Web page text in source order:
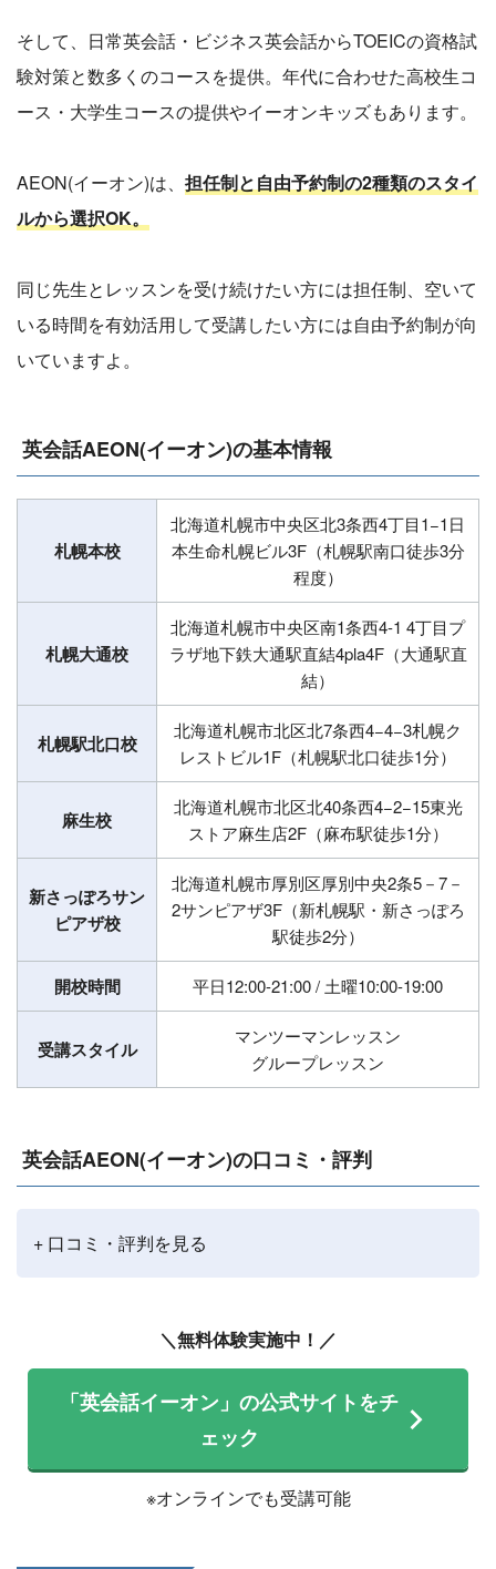
そして、日常英会話・ビジネス英会話からTOEICの資格試
験対策と数多くのコースを提供。年代に合わせた高校生コ
ース・大学生コースの提供やイーオンキッズもあります。
AEON(イーオン)は、 担任制と自由予約制の2種類のスタイ
ルから選択OK。
同じ先生とレッスンを受け続けたい方には担任制、空いて
いる時間を有効活用して受講したい方には自由予約制が向
いていますよ。
英会話AEON(イーオン)の基本情報
札幌本校
北海道札幌市中央区北3条西4丁目1−1日
本生命札幌ビル3F（札幌駅南口徒歩3分
程度）
札幌大通校
北海道札幌市中央区南1条西4-1 4丁目プ
ラザ地下鉄大通駅直結4pla4F（大通駅直
結）
札幌駅北口校
北海道札幌市北区北7条西4−4−3札幌ク
レストビル1F（札幌駅北口徒歩1分）
麻生校
北海道札幌市北区北40条西4−2−15東光
ストア麻生店2F（麻布駅徒歩1分）
新さっぽろサン
ピアザ校
北海道札幌市厚別区厚別中央2条5－7－
2サンピアザ3F（新札幌駅・新さっぽろ
駅徒歩2分）
開校時間 平日12:00-21:00 / 土曜10:00-19:00
受講スタイル
マンツーマンレッスン
グループレッスン
英会話AEON(イーオン)の口コミ・評判
+ 口コミ・評判を見る
＼無料体験実施中！／
「英会話イーオン」の公式サイトをチ
ェック
※オンラインでも受講可能